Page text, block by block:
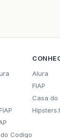
Codigo
Alura
FIAP
Casa do